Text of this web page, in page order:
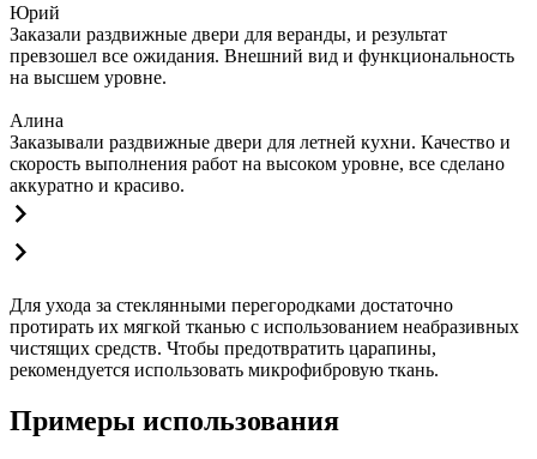
Юрий
Заказали раздвижные двери для веранды, и результат
превзошел все ожидания. Внешний вид и функциональность
на высшем уровне.
Алина
Заказывали раздвижные двери для летней кухни. Качество и
скорость выполнения работ на высоком уровне, все сделано
аккуратно и красиво.
Для ухода за стеклянными перегородками достаточно
протирать их мягкой тканью с использованием неабразивных
чистящих средств. Чтобы предотвратить царапины,
рекомендуется использовать микрофибровую ткань.
Примеры использования